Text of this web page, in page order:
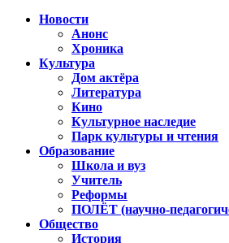
Новости
Анонс
Хроника
Культура
Дом актёра
Литература
Кино
Культурное наследие
Парк культуры и чтения
Образование
Школа и вуз
Учитель
Реформы
ПОЛЁТ (научно-
Общество
История